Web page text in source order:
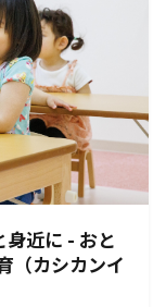
近に - おと
（カシカンイ